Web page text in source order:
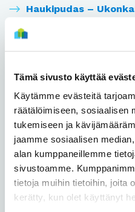
Tämä sivusto käyttää
Käytämme evästeitä
räätälöimiseen, sosiaalisen
tukemiseen ja
jaamme sosiaalisen
alan kumppaneillemme
sivustoamme.
tietoja muihin tietoihin, joita
kerätty, kun olet käyttänyt
Haukipudas –
Heikkilänkangas
Herukka
Hiironen
Hiukkavaara
Hollihaka